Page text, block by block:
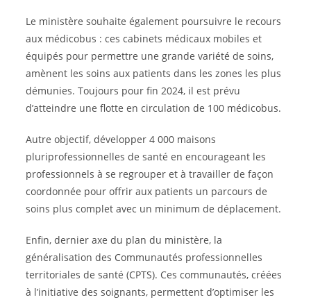
Le ministère souhaite également poursuivre le recours
aux médicobus : ces cabinets médicaux mobiles et
équipés pour permettre une grande variété de soins,
amènent les soins aux patients dans les zones les plus
démunies. Toujours pour fin 2024, il est prévu
d’atteindre une flotte en circulation de 100 médicobus.
Autre objectif, développer 4 000 maisons
pluriprofessionnelles de santé en encourageant les
professionnels à se regrouper et à travailler de façon
coordonnée pour offrir aux patients un parcours de
soins plus complet avec un minimum de déplacement.
Enfin, dernier axe du plan du ministère, la
généralisation des Communautés professionnelles
territoriales de santé (CPTS). Ces communautés, créées
à l’initiative des soignants, permettent d’optimiser les